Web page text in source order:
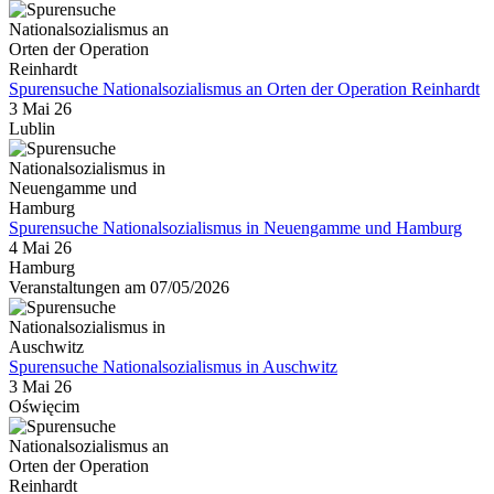
Spurensuche Nationalsozialismus an Orten der Operation Reinhardt
3 Mai 26
Lublin
Spurensuche Nationalsozialismus in Neuengamme und Hamburg
4 Mai 26
Hamburg
Veranstaltungen am 07/05/2026
Spurensuche Nationalsozialismus in Auschwitz
3 Mai 26
Oświęcim